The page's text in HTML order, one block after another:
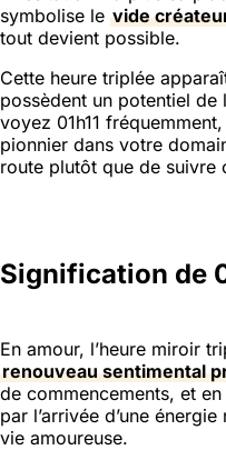
symbolise le vide
tout devient possible.
Cette heure triplée
possèdent un potentiel
voyez 01h11
pionnier dans votre
route plutôt que de suivre
Signification de
En amour, l’heure miroir
renouveau sentimental
de commencements, et
par l’arrivée d’une
vie amoureuse.